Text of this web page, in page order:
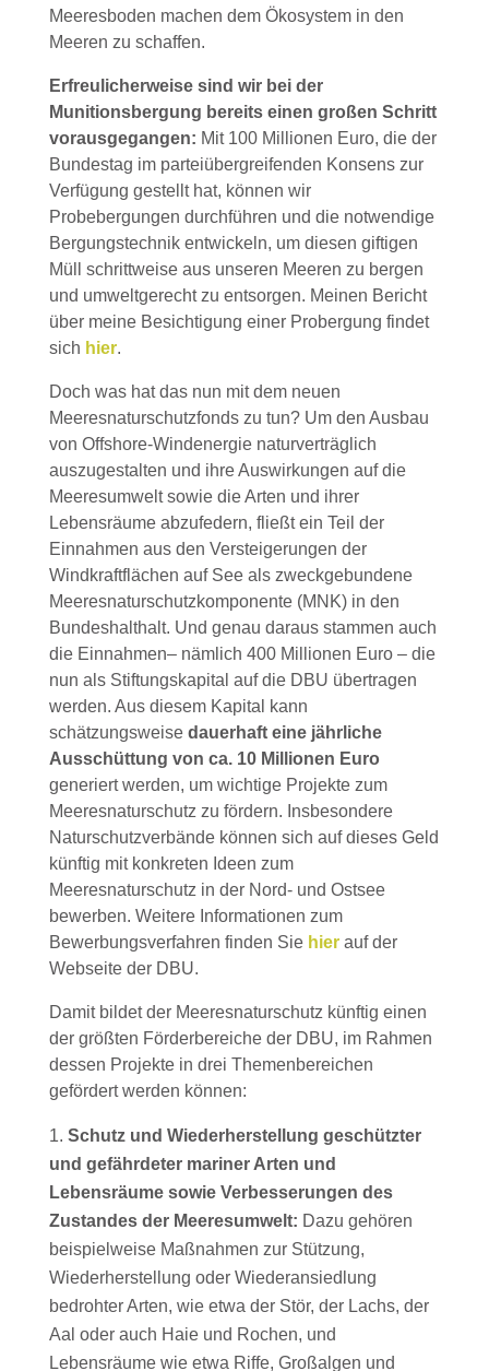
Meeresboden machen dem Ökosystem in den
Meeren zu schaffen.
Erfreulicherweise sind wir bei der
Munitionsbergung bereits einen großen Schritt
vorausgegangen: Mit 100 Millionen Euro, die der
Bundestag im parteiübergreifenden Konsens zur
Verfügung gestellt hat, können wir
Probebergungen durchführen und die notwendige
Bergungstechnik entwickeln, um diesen giftigen
Müll schrittweise aus unseren Meeren zu bergen
und umweltgerecht zu entsorgen. Meinen Bericht
über meine Besichtigung einer Probergung findet
sich hier.
Doch was hat das nun mit dem neuen
Meeresnaturschutzfonds zu tun? Um den Ausbau
von Offshore-Windenergie naturverträglich
auszugestalten und ihre Auswirkungen auf die
Meeresumwelt sowie die Arten und ihrer
Lebensräume abzufedern, fließt ein Teil der
Einnahmen aus den Versteigerungen der
Windkraftflächen auf See als zweckgebundene
Meeresnaturschutzkomponente (MNK) in den
Bundeshalthalt. Und genau daraus stammen auch
die Einnahmen– nämlich 400 Millionen Euro – die
nun als Stiftungskapital auf die DBU übertragen
werden. Aus diesem Kapital kann
schätzungsweise dauerhaft eine jährliche
Ausschüttung von ca. 10 Millionen Euro
generiert werden, um wichtige Projekte zum
Meeresnaturschutz zu fördern. Insbesondere
Naturschutzverbände können sich auf dieses Geld
künftig mit konkreten Ideen zum
Meeresnaturschutz in der Nord- und Ostsee
bewerben. Weitere Informationen zum
Bewerbungsverfahren finden Sie hierauf der
Webseite der DBU.
Damit bildet der Meeresnaturschutz künftig einen
der größten Förderbereiche der DBU, im Rahmen
dessen Projekte in drei Themenbereichen
gefördert werden können:
Schutz und Wiederherstellung geschützter
und gefährdeter mariner Arten und
Lebensräume sowie Verbesserungen des
Zustandes der Meeresumwelt: Dazu gehören
beispielweise Maßnahmen zur Stützung,
Wiederherstellung oder Wiederansiedlung
bedrohter Arten, wie etwa der Stör, der Lachs, der
Aal oder auch Haie und Rochen, und
Lebensräume wie etwa Riffe, Großalgen und